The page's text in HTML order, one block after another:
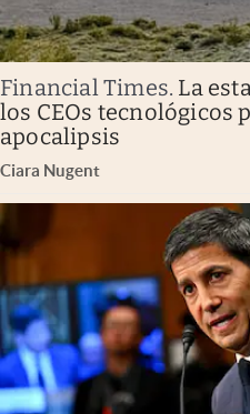
Financial Times. La
los CEOs tecnológicos
apocalipsis
Ciara Nugent